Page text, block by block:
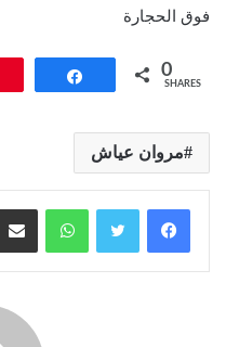
فوق الحجارة
Share 0
SHARES
مروان عياش
واتساب